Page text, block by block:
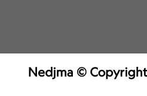
Nedjma ©